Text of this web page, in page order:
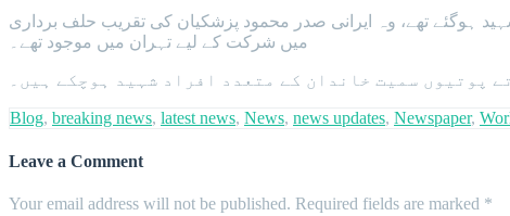
اسرائیلی حملے میں شہید ہوگئے تھے، وہ ایرانی صدر محمود پزشکیان کی تقریب حلف برداری
میں شرکت کے لیے تہران میں موجود تھے۔
Blog, breaking news, latest news, News, news updates, Newspaper,
Leave a Comment
Your email address will not be published. Required fields are marked *